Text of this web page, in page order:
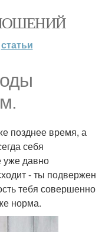
статьи
позднее время, а
себя
давно
- ты подвержен
тебя совершенно
норма.